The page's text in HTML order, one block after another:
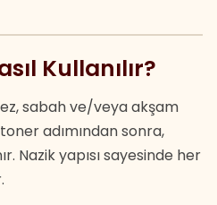
Kullanılır?
sabah ve/veya akşam
adımından sonra,
Nazik yapısı sayesinde her